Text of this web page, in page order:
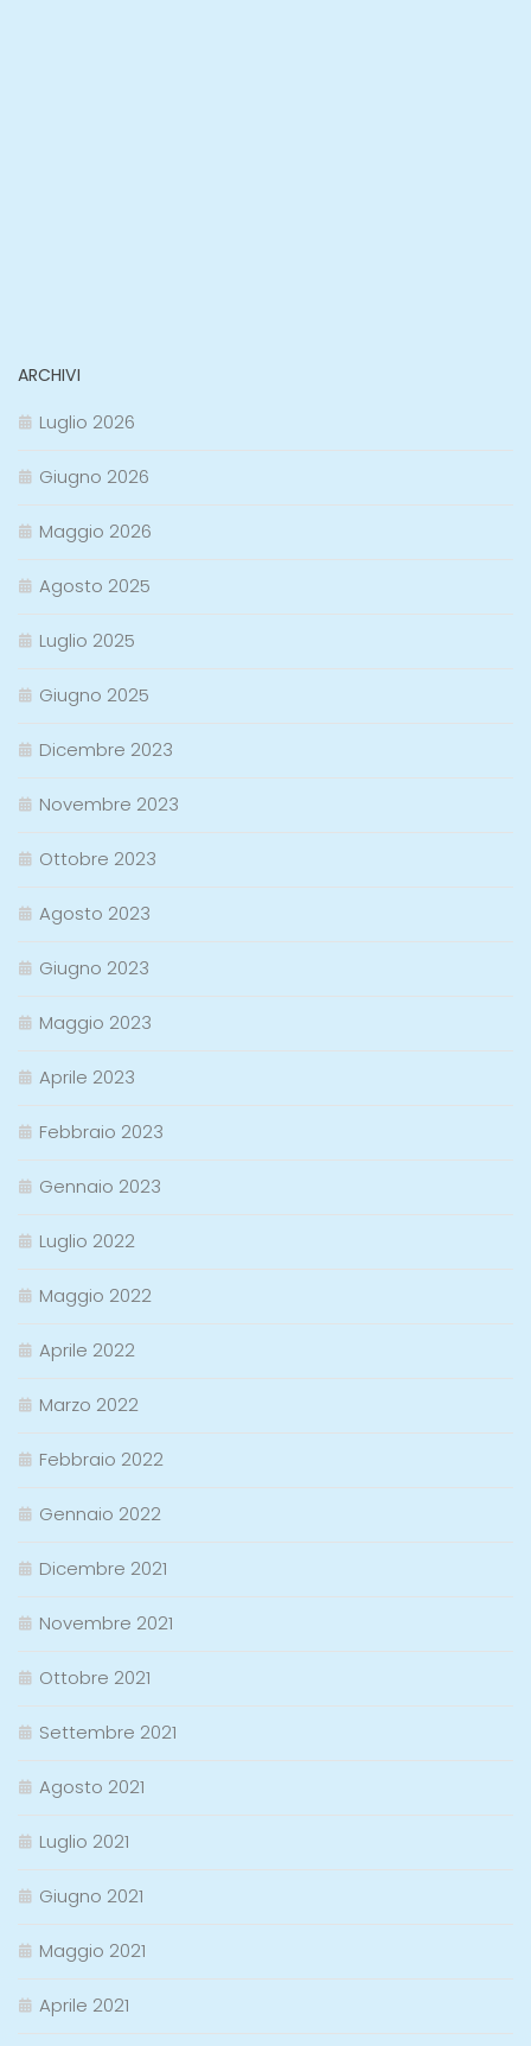
ARCHIVI
Luglio 2026
Giugno 2026
Maggio 2026
Agosto 2025
Luglio 2025
Giugno 2025
Dicembre 2023
Novembre 2023
Ottobre 2023
Agosto 2023
Giugno 2023
Maggio 2023
Aprile 2023
Febbraio 2023
Gennaio 2023
Luglio 2022
Maggio 2022
Aprile 2022
Marzo 2022
Febbraio 2022
Gennaio 2022
Dicembre 2021
Novembre 2021
Ottobre 2021
Settembre 2021
Agosto 2021
Luglio 2021
Giugno 2021
Maggio 2021
Aprile 2021